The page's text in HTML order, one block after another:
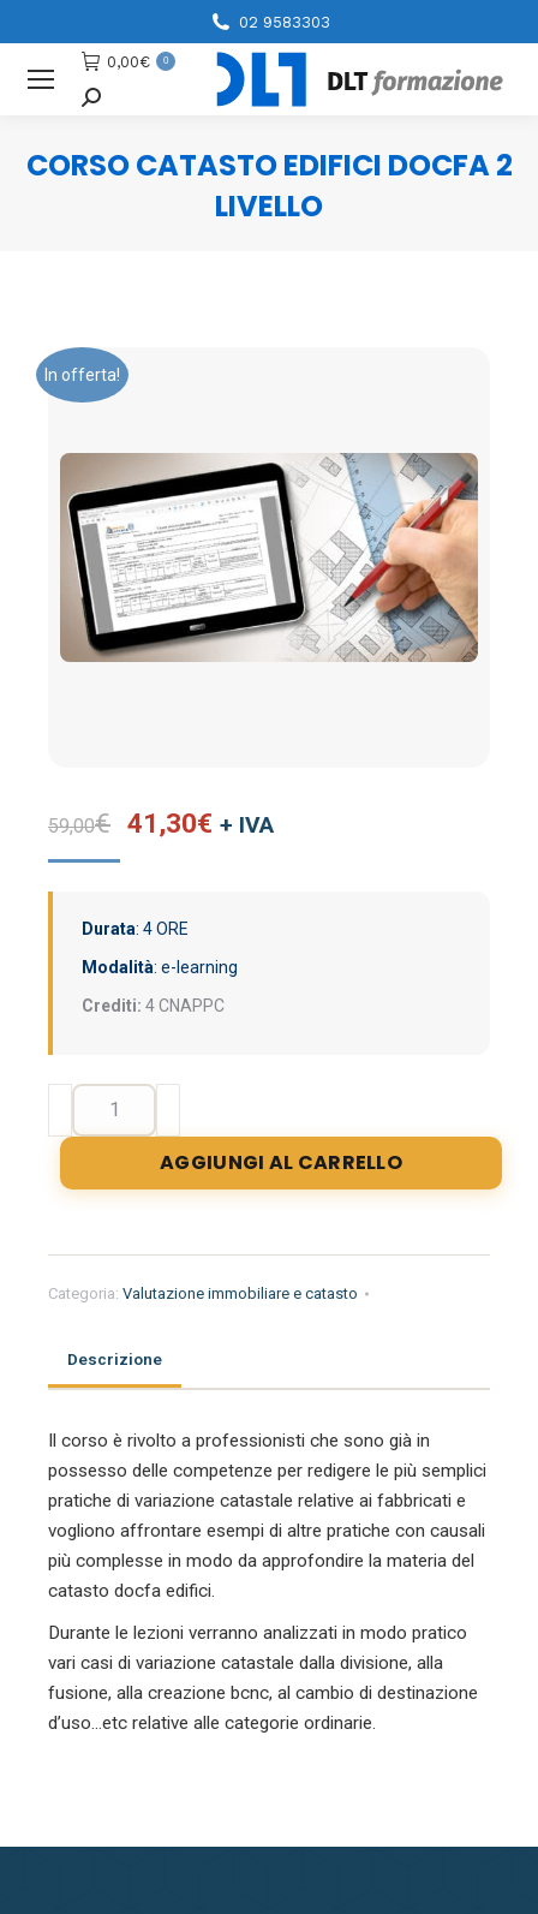
02 9583303
0,00€ 0
Cerca
CORSO CATASTO EDIFICI DOCFA 2
LIVELLO
In offerta!
59,00€ Il
era:
59,00€.
41,30€ Il
41,30€.
+ IVA
Durata: 4 ORE
Modalità: e-learning
Crediti: 4 CNAPPC
corso
edifici
Docfa
quantità
AGGIUNGI AL CARRELLO
Categoria: Valutazione immobiliare e catasto
Descrizione
Il corso è rivolto a professionisti che sono già in
possesso delle competenze per redigere le più semplici
pratiche di variazione catastale relative ai fabbricati e
vogliono affrontare esempi di altre pratiche con causali
più complesse in modo da approfondire la materia del
catasto docfa edifici.
Durante le lezioni verranno analizzati in modo pratico
vari casi di variazione catastale dalla divisione, alla
fusione, alla creazione bcnc, al cambio di destinazione
d’uso…etc relative alle categorie ordinarie.